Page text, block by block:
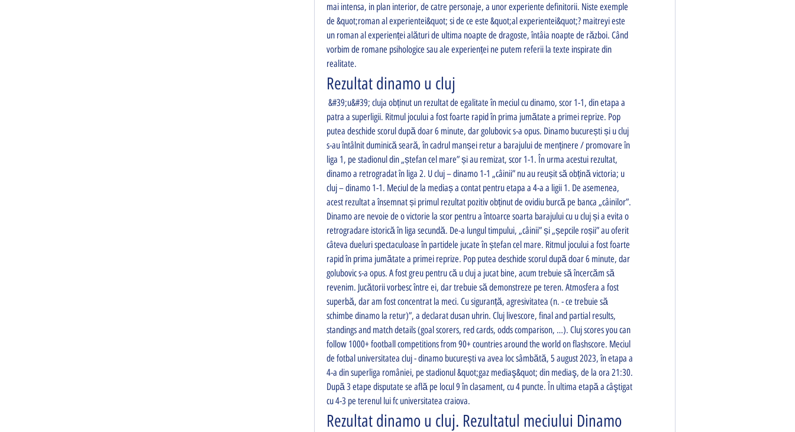
mai intensa, in plan interior, de catre personaje, a unor experiente definitorii. Niste exemple
de &quot;roman al experientei&quot; si de ce este &quot;al experientei&quot;? maitreyi este
un roman al experienței alături de ultima noapte de dragoste, întâia noapte de război. Când
vorbim de romane psihologice sau ale experienței ne putem referii la texte inspirate din
realitate.
Rezultat dinamo u cluj
&#39;u&#39; cluja obținut un rezultat de egalitate în meciul cu dinamo, scor 1-1, din etapa a
patra a superligii. Ritmul jocului a fost foarte rapid în prima jumătate a primei reprize. Pop
putea deschide scorul după doar 6 minute, dar golubovic s-a opus. Dinamo bucurești și u cluj
s-au întâlnit duminică seară, în cadrul manșei retur a barajului de menținere / promovare în
liga 1, pe stadionul din „ștefan cel mare” și au remizat, scor 1-1. În urma acestui rezultat,
dinamo a retrogradat în liga 2. U cluj – dinamo 1-1 „câinii” nu au reușit să obțină victoria; u
cluj – dinamo 1-1. Meciul de la mediaș a contat pentru etapa a 4-a a ligii 1. De asemenea,
acest rezultat a însemnat și primul rezultat pozitiv obținut de ovidiu burcă pe banca „câinilor”.
Dinamo are nevoie de o victorie la scor pentru a întoarce soarta barajului cu u cluj și a evita o
retrogradare istorică în liga secundă. De-a lungul timpului, „câinii” și „șepcile roșii” au oferit
câteva dueluri spectaculoase în partidele jucate în ștefan cel mare. Ritmul jocului a fost foarte
rapid în prima jumătate a primei reprize. Pop putea deschide scorul după doar 6 minute, dar
golubovic s-a opus. A fost greu pentru că u cluj a jucat bine, acum trebuie să încercăm să
revenim. Jucătorii vorbesc între ei, dar trebuie să demonstreze pe teren. Atmosfera a fost
superbă, dar am fost concentrat la meci. Cu siguranță, agresivitatea (n. - ce trebuie să
schimbe dinamo la retur)”, a declarat dusan uhrin. Cluj livescore, final and partial results,
standings and match details (goal scorers, red cards, odds comparison, …). Cluj scores you can
follow 1000+ football competitions from 90+ countries around the world on flashscore. Meciul
de fotbal universitatea cluj - dinamo bucurești va avea loc sâmbătă, 5 august 2023, în etapa a
4-a din superliga româniei, pe stadionul &quot;gaz mediaş&quot; din mediaş, de la ora 21:30.
După 3 etape disputate se află pe locul 9 în clasament, cu 4 puncte. În ultima etapă a câştigat
cu 4-3 pe terenul lui fc universitatea craiova.
Rezultat dinamo u cluj. Rezultatul meciului Dinamo